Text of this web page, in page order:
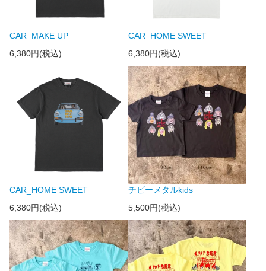
CAR_MAKE UP
6,380円(税込)
CAR_HOME SWEET
6,380円(税込)
CAR_HOME SWEET
6,380円(税込)
チビーメタルkids
5,500円(税込)